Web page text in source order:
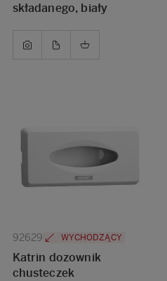
składanego, biały
92629 WYCHODZĄCY
Katrin dozownik
chusteczek